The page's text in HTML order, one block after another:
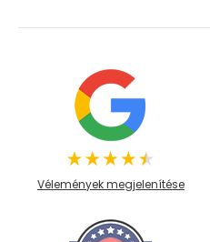
Vélemények megjelenítése